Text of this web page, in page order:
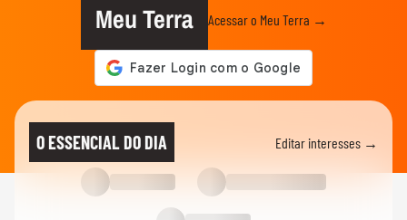
Meu Terra Acessar o Meu Terra →
O ESSENCIAL DO DIA Editar interesses →